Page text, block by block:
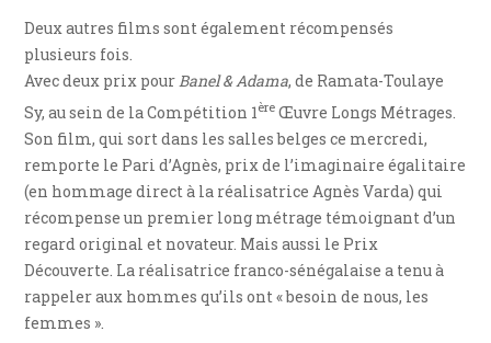
Deux autres films sont également récompensés
plusieurs fois.
Avec deux prix pourBanel & Adama, de Ramata-Toulaye
Sy, au sein de la Compétition 1 ère Œuvre Longs Métrages.
Son film, qui sort dans les salles belges ce mercredi,
remporte le Pari d’Agnès, prix de l’imaginaire égalitaire
(en hommage direct à la réalisatrice Agnès Varda) qui
récompense un premier long métrage témoignant d’un
regard original et novateur. Mais aussi le Prix
Découverte. La réalisatrice franco-sénégalaise a tenu à
rappeler aux hommes qu’ils ont « besoin de nous, les
femmes ».